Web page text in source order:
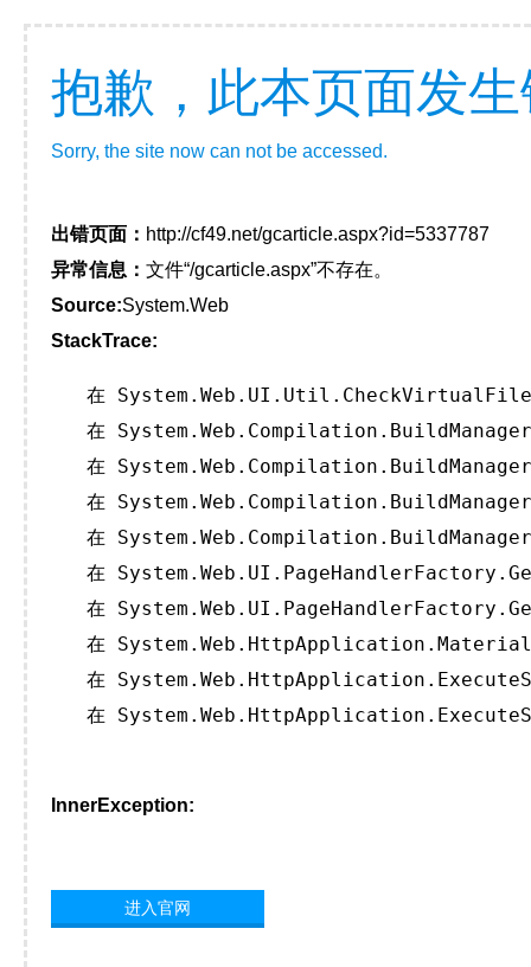
抱歉，此本页面发
Sorry, the site now can not be accessed.
出错页面： http://cf49.net/gcarticle.aspx?id=5337787
异常信息： 文件“/gcarticle.aspx”不存在。
Source:System.Web
StackTrace:
在
在
在
在
在
在
在
在
在
在
InnerException:
进入官网